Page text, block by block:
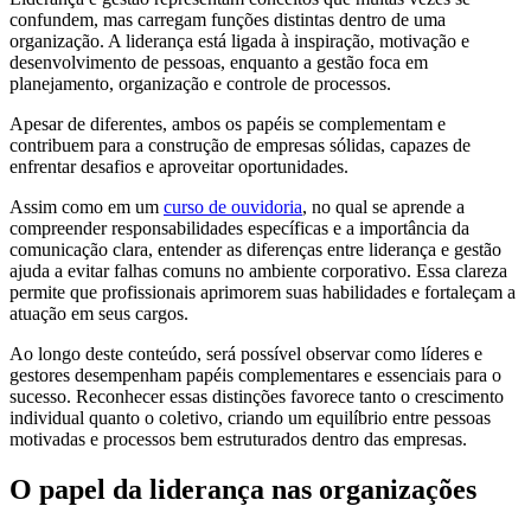
confundem, mas carregam funções distintas dentro de uma
organização. A liderança está ligada à inspiração, motivação e
desenvolvimento de pessoas, enquanto a gestão foca em
planejamento, organização e controle de processos.
Apesar de diferentes, ambos os papéis se complementam e
contribuem para a construção de empresas sólidas, capazes de
enfrentar desafios e aproveitar oportunidades.
Assim como em um curso de ouvidoria, no qual se aprende a
compreender responsabilidades específicas e a importância da
comunicação clara, entender as diferenças entre liderança e gestão
ajuda a evitar falhas comuns no ambiente corporativo. Essa clareza
permite que profissionais aprimorem suas habilidades e fortaleçam a
atuação em seus cargos.
Ao longo deste conteúdo, será possível observar como líderes e
gestores desempenham papéis complementares e essenciais para o
sucesso. Reconhecer essas distinções favorece tanto o crescimento
individual quanto o coletivo, criando um equilíbrio entre pessoas
motivadas e processos bem estruturados dentro das empresas.
O papel da liderança nas organizações